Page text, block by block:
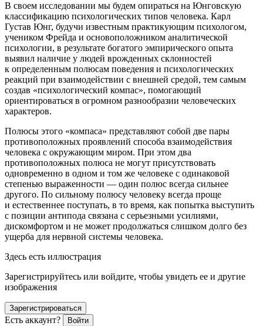
В своем исследовании мы будем опираться на Юнговскую
классификацию психологических типов человека. Карл
Густав Юнг, будучи известным практикующим психологом,
учеником Фрейда и основоположником аналитической
психологии, в результате богатого эмпирического опыта
выявил наличие у людей врожденных склонностей
к определенным полюсам поведения и психологических
реакций при взаимодействии с внешней средой, тем самым
создав «психологический компас», помогающий
ориентироваться в огромном разнообразии человеческих
характеров.
Полюсы этого «компаса» представляют собой две пары
противоположных проявлений способа взаимодействия
человека с окружающим миром. При этом два
противоположных полюса не могут присутствовать
одновременно в одном и том же человеке с одинаковой
степенью выраженности — один полюс всегда сильнее
другого. По сильному полюсу человеку всегда проще
и естественнее поступать, в то время, как попытка выступить
с позиции антипода связана с серьезными усилиями,
дискомфортом и не может продолжаться слишком долго без
ущерба для нервной системы человека.
Здесь есть иллюстрация
Зарегистрируйтесь или войдите, чтобы увидеть ее и другие
изображения
Зарегистрироваться
Есть аккаунт? Войти